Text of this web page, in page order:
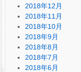
2018年12月
2018年11月
2018年10月
2018年9月
2018年8月
2018年7月
2018年6月